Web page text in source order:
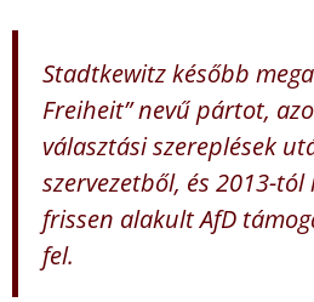
Stadtkewitz később
Freiheit” nevű pártot,
választási szereplések
szervezetből, és 2013-
frissen alakult AfD
fel.